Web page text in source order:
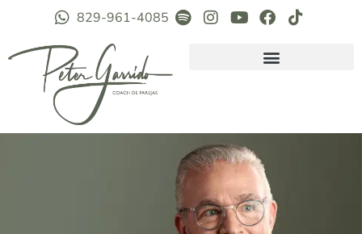
829-961-4085